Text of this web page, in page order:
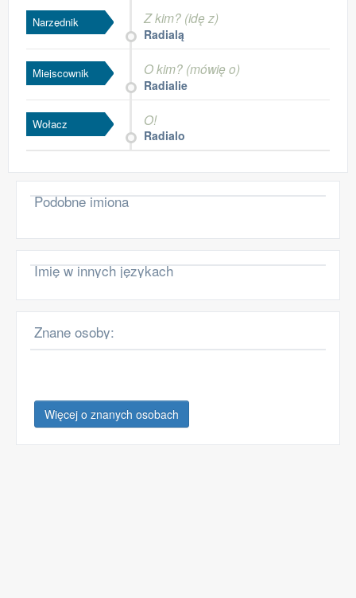
Narzędnik Z kim? (idę z)
Radialą
Miejscownik O kim? (mówię o)
Radialie
Wołacz O!
Radialo
Podobne imiona
Imię w innych językach
Znane osoby:
Więcej o znanych osobach